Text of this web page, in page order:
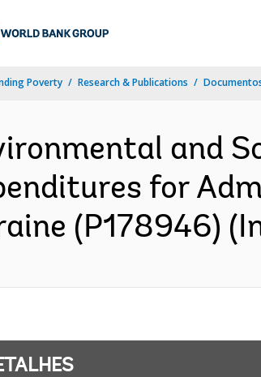
Poverty Research & Publications
and
for
(P178946)